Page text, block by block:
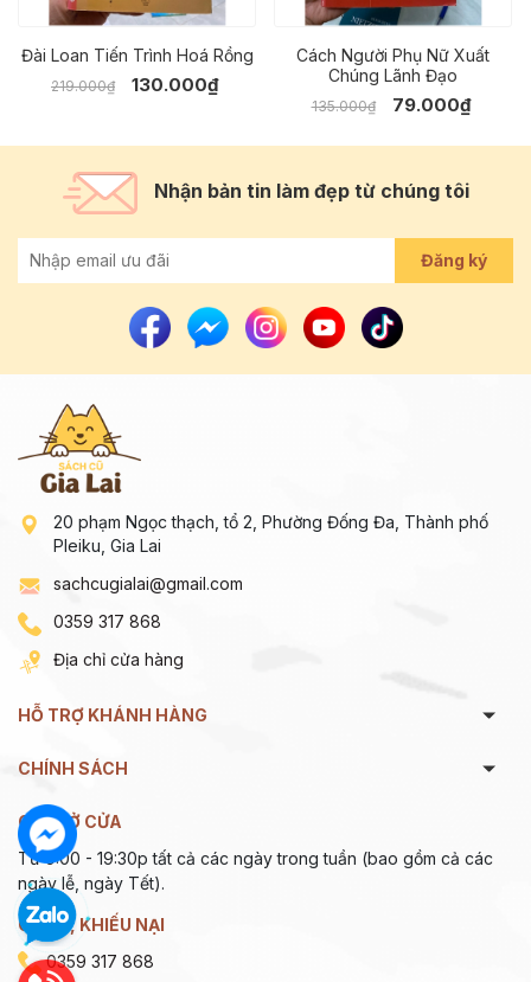
Đài Loan Tiến Trình Hoá Rồng
219.000₫ 130.000₫
Cách Người Phụ Nữ Xuất
Chúng Lãnh Đạo
135.000₫ 79.000₫
Nhận bản tin làm đẹp từ chúng tôi
Đăng ký
20 phạm Ngọc thạch, tổ 2, Phường Đống Đa, Thành phố
Pleiku, Gia Lai
sachcugialai@gmail.com
0359 317 868
Địa chỉ cửa hàng
HỖ TRỢ KHÁNH HÀNG
CHÍNH SÁCH
GIỜ MỞ CỬA
Từ 9:00 - 19:30p tất cả các ngày trong tuần (bao gồm cả các
ngày lễ, ngày Tết).
GÓP Ý, KHIẾU NẠI
0359 317 868